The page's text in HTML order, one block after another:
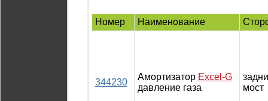
Номер Наименование
344230
Амортизатор Excel-G
давление газа
мост